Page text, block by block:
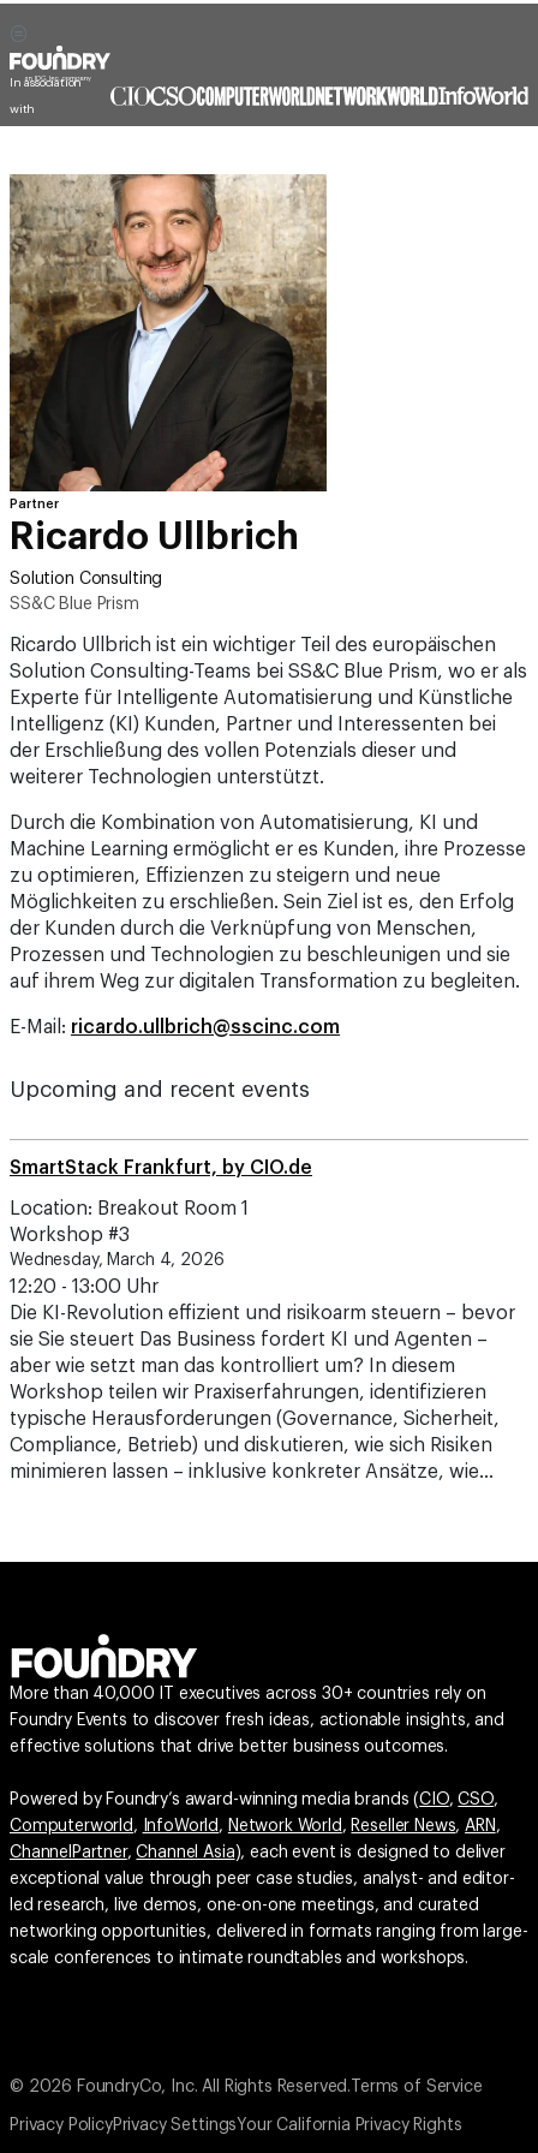
In association
with
Partner
Ricardo Ullbrich
Solution Consulting
SS&C Blue Prism
Ricardo Ullbrich ist ein wichtiger Teil des europäischen
Solution Consulting-Teams bei SS&C Blue Prism, wo er als
Experte für Intelligente Automatisierung und Künstliche
Intelligenz (KI) Kunden, Partner und Interessenten bei
der Erschließung des vollen Potenzials dieser und
weiterer Technologien unterstützt.
Durch die Kombination von Automatisierung, KI und
Machine Learning ermöglicht er es Kunden, ihre Prozesse
zu optimieren, Effizienzen zu steigern und neue
Möglichkeiten zu erschließen. Sein Ziel ist es, den Erfolg
der Kunden durch die Verknüpfung von Menschen,
Prozessen und Technologien zu beschleunigen und sie
auf ihrem Weg zur digitalen Transformation zu begleiten.
E-Mail: ricardo.ullbrich@sscinc.com
Upcoming and recent events
SmartStack Frankfurt, by CIO.de
Location: Breakout Room 1
Workshop #3
Wednesday, March 4, 2026
12:20 - 13:00 Uhr
Die KI-Revolution effizient und risikoarm steuern – bevor
sie Sie steuert Das Business fordert KI und Agenten –
aber wie setzt man das kontrolliert um? In diesem
Workshop teilen wir Praxiserfahrungen, identifizieren
typische Herausforderungen (Governance, Sicherheit,
Compliance, Betrieb) und diskutieren, wie sich Risiken
minimieren lassen – inklusive konkreter Ansätze, wie…
More than 40,000 IT executives across 30+ countries rely on
Foundry Events to discover fresh ideas, actionable insights, and
effective solutions that drive better business outcomes.
Powered by Foundry’s award-winning media brands (CIO,CSO,
Computerworld , InfoWorld , Network World , Reseller News,ARN ,
ChannelPartner,Channel Asia), each event is designed to deliver
exceptional value through peer case studies, analyst- and editor-
led research, live demos, one-on-one meetings, and curated
networking opportunities, delivered in formats ranging from large-
scale conferences to intimate roundtables and workshops.
© 2026 FoundryCo, Inc. All Rights Reserved. Terms of Service
Privacy PolicyPrivacy SettingsYour California Privacy Rights